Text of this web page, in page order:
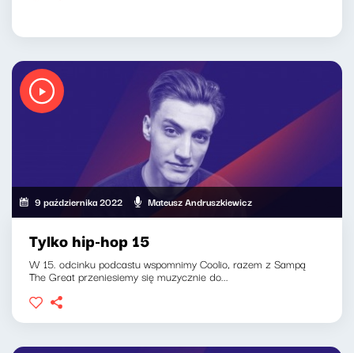
9 października 2022 Mateusz Andruszkiewicz
Tylko hip-hop 15
W 15. odcinku podcastu wspomnimy Coolio, razem z Sampą
The Great przeniesiemy się muzycznie do...